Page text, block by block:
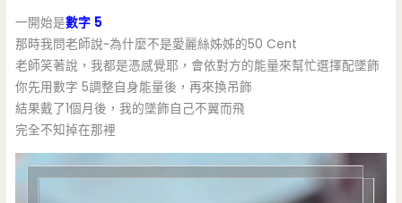
一開始是數字 5
那時我問老師說~為什麼不是愛麗絲姊姊的50 Cent
老師笑著說，我都是憑感覺耶，會依對方的能量來幫忙選擇配墜飾
你先用數字 5調整自身能量後，再來換吊飾
結果戴了1個月後，我的墜飾自己不翼而飛
完全不知掉在那裡